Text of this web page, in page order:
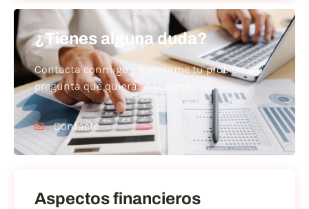
¿Tienes alguna duda?
Contacta conmigo y cuéntame tu problema o
pregunta que quieras hacerme
Contacto
Aspectos financieros